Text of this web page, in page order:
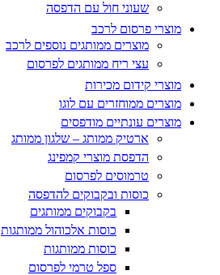
שעוני חול עם הדפסה
מוצרי פרסום לרכב
מוצרים ממותגים נוספים לרכב
עצי ריח ממותגים לפרסום
מוצרי קידום מכירות
מוצרים ממוחזרים עם לוגו
מוצרים עונתיים מודפסים
ארטיק ממותג – שלגון ממותג
הדפסת מוצרי קמפינג
טרמוסים לפרסום
כוסות ובקבוקים להדפסה
בקבוקים ממותגים
כוסות אלכוהול ממותגות
כוסות ממותגות
ספל טרמי לפרסום